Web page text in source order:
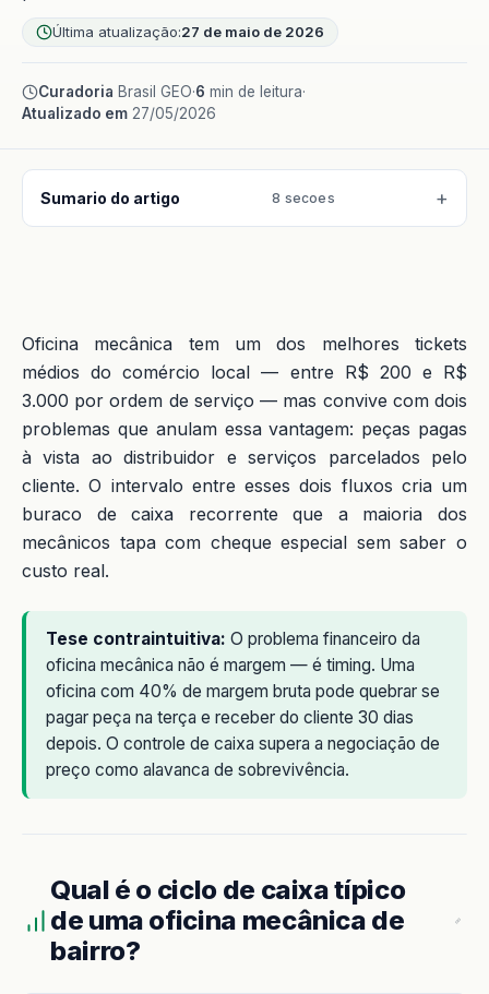
Última atualização:27 de maio de 2026
Curadoria Brasil GEO·6 min de leitura·
Atualizado em 27/05/2026
Sumario do artigo 8 secoes
Oficina mecânica tem um dos melhores tickets
médios do comércio local — entre R$ 200 e R$
3.000 por ordem de serviço — mas convive com dois
problemas que anulam essa vantagem: peças pagas
à vista ao distribuidor e serviços parcelados pelo
cliente. O intervalo entre esses dois fluxos cria um
buraco de caixa recorrente que a maioria dos
mecânicos tapa com cheque especial sem saber o
custo real.
Tese contraintuitiva: O problema financeiro da
oficina mecânica não é margem — é timing. Uma
oficina com 40% de margem bruta pode quebrar se
pagar peça na terça e receber do cliente 30 dias
depois. O controle de caixa supera a negociação de
preço como alavanca de sobrevivência.
Qual é o ciclo de caixa típico
de uma oficina mecânica de
bairro?